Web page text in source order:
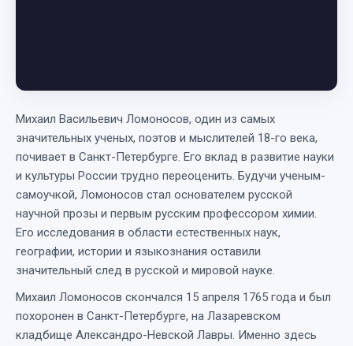
Михаил Васильевич Ломоносов, один из самых
значительных ученых, поэтов и мыслителей 18-го века,
почивает в Санкт-Петербурге. Его вклад в развитие науки
и культуры России трудно переоценить. Будучи ученым-
самоучкой, Ломоносов стал основателем русской
научной прозы и первым русским профессором химии.
Его исследования в области естественных наук,
географии, истории и языкознания оставили
значительный след в русской и мировой науке.
Михаил Ломоносов скончался 15 апреля 1765 года и был
похоронен в Санкт-Петербурге, на Лазаревском
кладбище Александро-Невской Лавры. Именно здесь